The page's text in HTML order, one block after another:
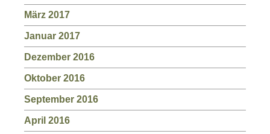
März 2017
Januar 2017
Dezember 2016
Oktober 2016
September 2016
April 2016